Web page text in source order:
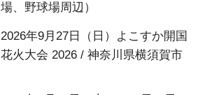
場、野球場周辺）
2026年9月27日（日）よこすか開国
花火大会 2026 / 神奈川県横須賀市